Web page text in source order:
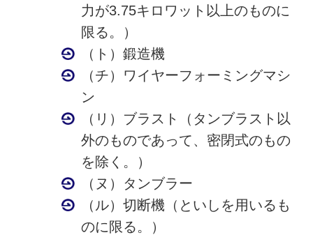
力が3.75キロワット以上のものに
限る。）
（ト）鍛造機
（チ）ワイヤーフォーミングマシ
ン
（リ）ブラスト（タンブラスト以
外のものであって、密閉式のもの
を除く。）
（ヌ）タンブラー
（ル）切断機（といしを用いるも
のに限る。）